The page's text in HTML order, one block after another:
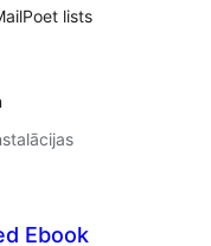
lists
Ebook